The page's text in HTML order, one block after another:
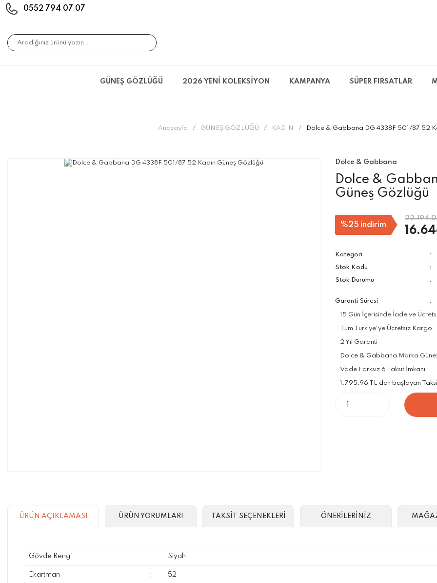
0552 794 07 07
GÜNEŞ GÖZLÜĞÜ 2026 YENİ KOLEKSİYON KAMPANYA SÜPER FIRSATLAR
Anasayfa GÜNEŞ GÖZLÜĞÜ KADIN Dolce & Gabbana DG 4338F 501/87 52
Dolce & Gabbana
Dolce &
Güneş Gözlüğü
%25 indirim
Kategori
Stok Kodu
Stok Durumu
Garanti Süresi
15 Gün İçerisinde İade ve
Tüm Türkiye'ye Ücretsiz Kargo
2 Yıl Garanti
Dolce & Gabbana Marka
Vade Farksız 6 Taksit İmkanı
1.795,96 TL den başlayan
ÜRÜN AÇIKLAMASI ÜRÜN YORUMLARI TAKSİT SEÇENEKLERİ ÖNERİLERİNİZ
Gövde Rengi : Siyah
Ekartman : 52